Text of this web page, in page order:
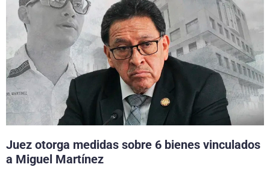
Juez otorga medidas sobre 6 bienes vinculados
a Miguel Martínez